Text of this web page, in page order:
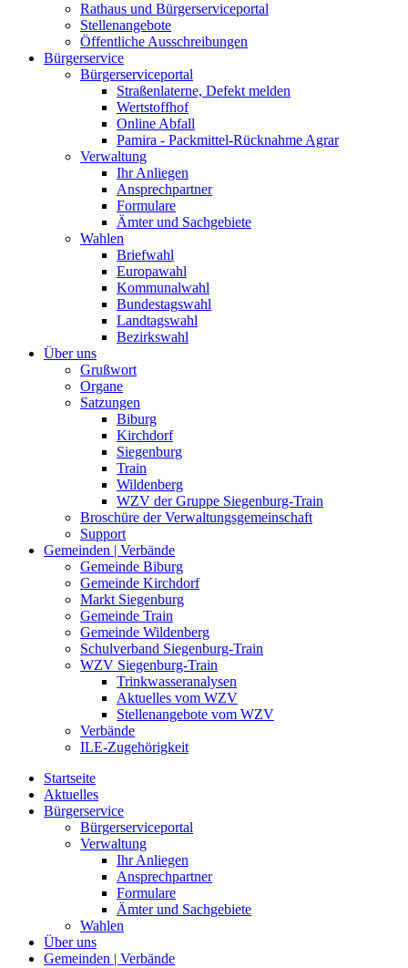
Rathaus und Bürgerserviceportal
Stellenangebote
Öffentliche Ausschreibungen
Bürgerservice
Bürgerserviceportal
Straßenlaterne, Defekt melden
Wertstoffhof
Online Abfall
Pamira - Packmittel-Rücknahme Agrar
Verwaltung
Ihr Anliegen
Ansprechpartner
Formulare
Ämter und Sachgebiete
Wahlen
Briefwahl
Europawahl
Kommunalwahl
Bundestagswahl
Landtagswahl
Bezirkswahl
Über uns
Grußwort
Organe
Satzungen
Biburg
Kirchdorf
Siegenburg
Train
Wildenberg
WZV der Gruppe Siegenburg-Train
Broschüre der Verwaltungsgemeinschaft
Support
Gemeinden | Verbände
Gemeinde Biburg
Gemeinde Kirchdorf
Markt Siegenburg
Gemeinde Train
Gemeinde Wildenberg
Schulverband Siegenburg-Train
WZV Siegenburg-Train
Trinkwasseranalysen
Aktuelles vom WZV
Stellenangebote vom WZV
Verbände
ILE-Zugehörigkeit
Startseite
Aktuelles
Bürgerservice
Bürgerserviceportal
Verwaltung
Ihr Anliegen
Ansprechpartner
Formulare
Ämter und Sachgebiete
Wahlen
Über uns
Gemeinden | Verbände